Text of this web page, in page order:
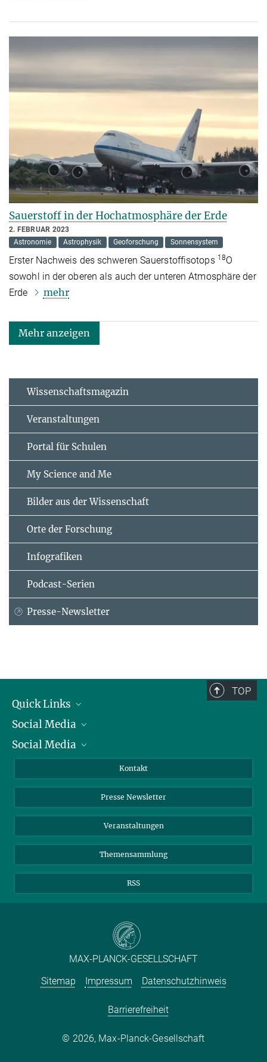
Sauerstoff in der Hochatmosphäre der Erde
2. FEBRUAR 2023
Astronomie
Astrophysik Geoforschung Sonnensystem
Erster Nachweis des schweren Sauerstoffisotops 18O
sowohl in der oberen als auch der unteren Atmosphäre der
Erde
mehr
Mehr anzeigen
Wissenschaftsmagazin
Veranstaltungen
Portal für Schulen
My Science and Me
Bilder aus der Wissenschaft
Orte der Forschung
Infografiken
Podcast-Serien
Presse-Newsletter
TOP
Quick Links
Präsident
Zahlen und Fakten
Meldestelle Fehlverhalten
Social Media
Bluesky
Social Media
YouTube
Kontakt
Presse Newsletter
Veranstaltungen
Themensammlung
RSS
MAX-PLANCK-GESELLSCHAFT
Sitemap
Impressum Datenschutzhinweis
Barrierefreiheit
2026, Max-Planck-Gesellschaft